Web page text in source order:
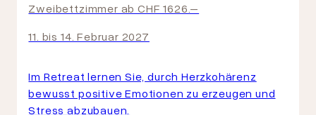
Zweibettzimmer ab CHF 1626.–
11. bis 14. Februar 2027
Im Retreat lernen Sie, durch Herzkohärenz
bewusst positive Emotionen zu erzeugen und
Stress abzubauen.